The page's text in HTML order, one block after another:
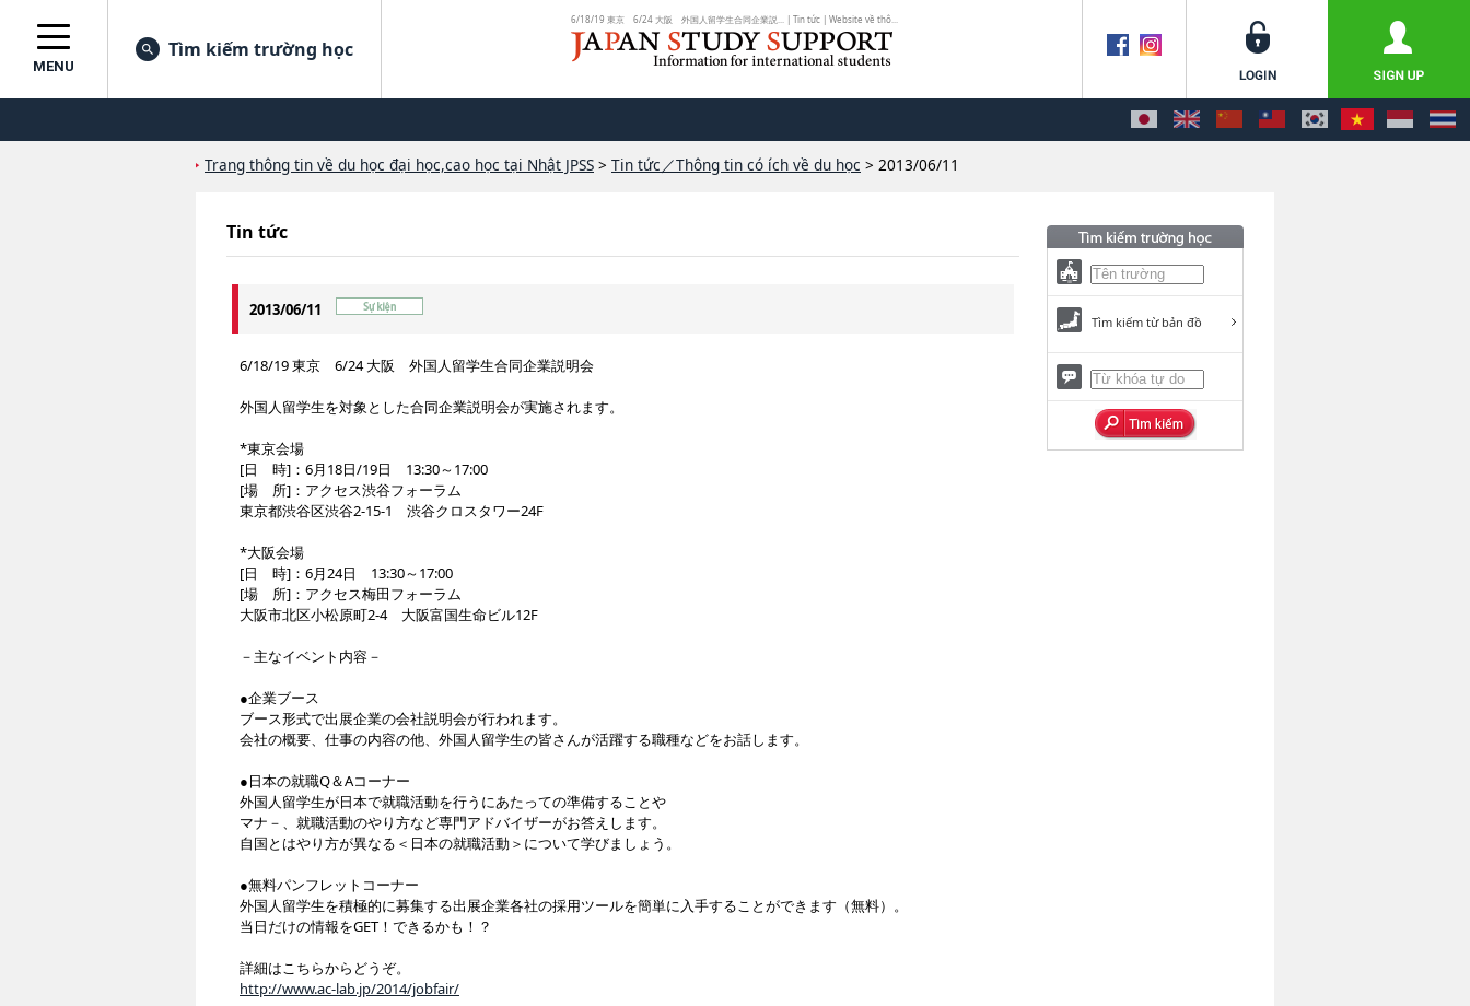
6/18/19 東京 6/24 大阪 外国人留学生合同企業説... | Tin tức | Website về thô...
MENU
Tìm kiếm trường học
Trang thông tin về du học đại học,cao học tại Nhật JPSS > Tin tức／Thông tin có ích về du học > 2013/06/11
Tin tức
2013/06/11
6/18/19 東京 6/24 大阪 外国人留学生合同企業説明会
外国人留学生を対象とした合同企業説明会が実施されます。
*東京会場
[日 時]：6月18日/19日 13:30～17:00
[場 所]：アクセス渋谷フォーラム
東京都渋谷区渋谷2-15-1 渋谷クロスタワー24F
*大阪会場
[日 時]：6月24日 13:30～17:00
[場 所]：アクセス梅田フォーラム
大阪市北区小松原町2-4 大阪富国生命ビル12F
－主なイベント内容－
●企業ブース
ブース形式で出展企業の会社説明会が行われます。
会社の概要、仕事の内容の他、外国人留学生の皆さんが活躍する職種などをお話します。
●日本の就職Q＆Aコーナー
外国人留学生が日本で就職活動を行うにあたっての準備することや
マナ－、就職活動のやり方など専門アドバイザーがお答えします。
自国とはやり方が異なる＜日本の就職活動＞について学びましょう。
●無料パンフレットコーナー
外国人留学生を積極的に募集する出展企業各社の採用ツールを簡単に入手することができます（無料）。
当日だけの情報をGET！できるかも！？
詳細はこちらからどうぞ。
http://www.ac-lab.jp/2014/jobfair/
Tìm kiếm từ bản đồ